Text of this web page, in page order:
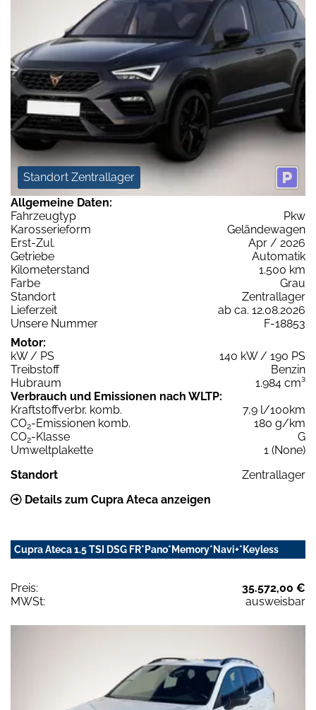
Standort Zentrallager
Allgemeine Daten:
Fahrzeugtyp
Pkw
Karosserieform
Geländewagen
Erst-Zul.
Apr / 2026
Getriebe
Automatik
Kilometerstand
1.500 km
Farbe
Grau
Standort
Zentrallager
Lieferzeit
ab ca. 12.08.2026
Unsere Nummer
F-18853
Motor:
kW / PS
140 kW / 190 PS
Treibstoff
Benzin
Hubraum
1.984 cm³
Verbrauch und Emissionen nach WLTP:
Kraftstoffverbr. komb.
7,9 l/100km
CO2-Emissionen komb.
180 g/km
CO2-Klasse
G
Umweltplakette
1 (None)
Standort
Zentrallager
Details zum Cupra Ateca anzeigen
Cupra Ateca 1.5 TSI DSG FR*Pano*Memory*Navi+*Keyless
Preis:
35.572,00 €
MWSt:
ausweisbar